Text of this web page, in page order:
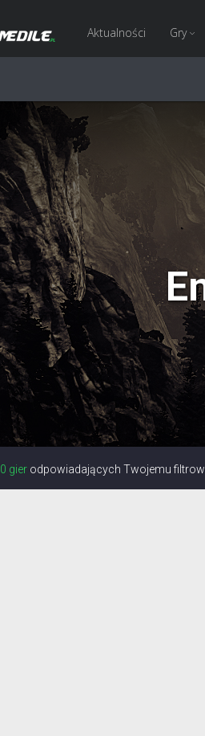
Aktualności Gry
0 gierodpowiadających Twojemu